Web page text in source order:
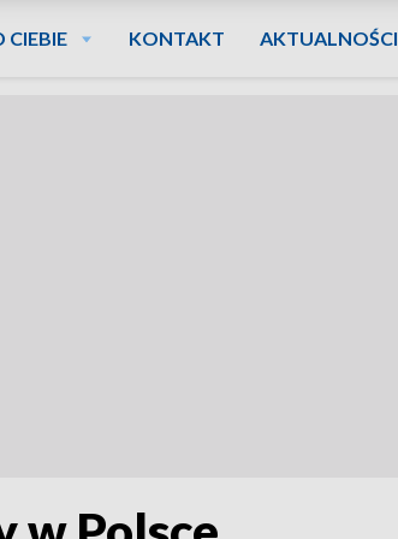
CIEBIE KONTAKT AKTUALNOŚCI